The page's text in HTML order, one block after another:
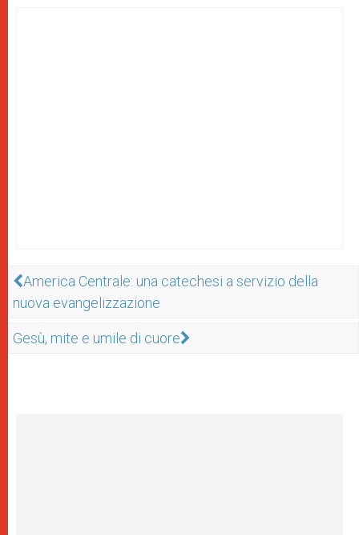
America Centrale: una catechesi a servizio della
nuova evangelizzazione
Gesù, mite e umile di cuore